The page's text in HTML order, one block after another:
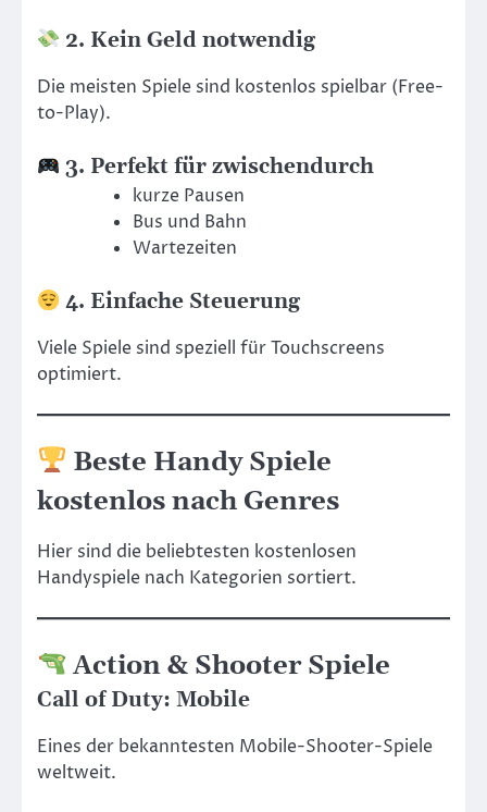
2. Kein Geld notwendig
Die meisten Spiele sind kostenlos spielbar (Free-
to-Play).
3. Perfekt für zwischendurch
kurze Pausen
Bus und Bahn
Wartezeiten
4. Einfache Steuerung
Viele Spiele sind speziell für Touchscreens
optimiert.
Beste Handy Spiele
kostenlos nach Genres
Hier sind die beliebtesten kostenlosen
Handyspiele nach Kategorien sortiert.
Action & Shooter Spiele
Call of Duty: Mobile
Eines der bekanntesten Mobile-Shooter-Spiele
weltweit.